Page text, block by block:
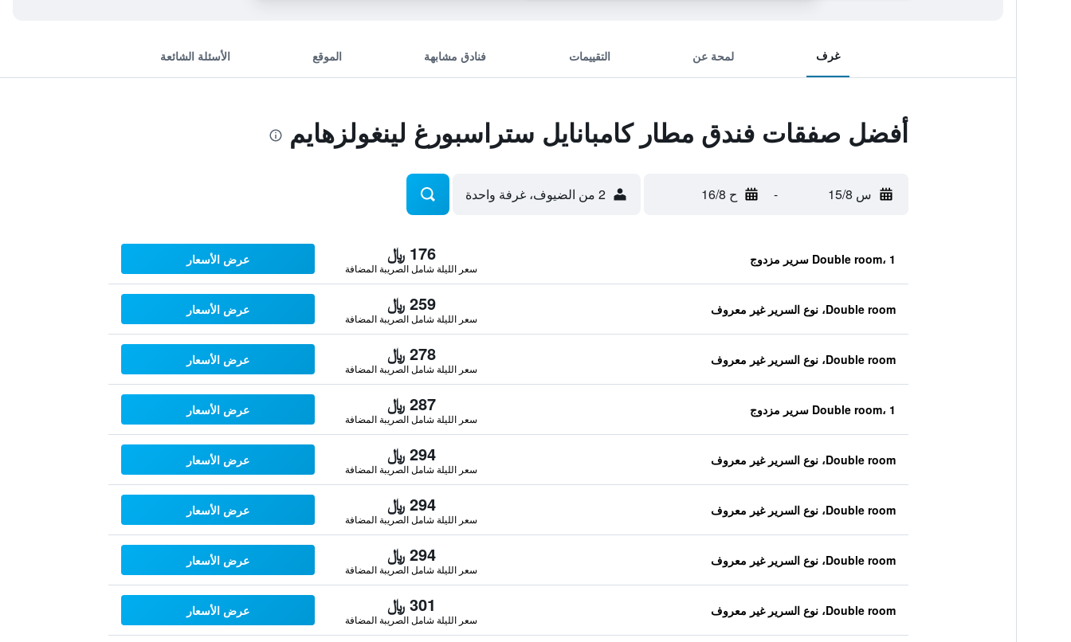
غرف لمحة عن التقييمات فنادق مشابهة الموقع الأسئلة الشائعة
أفضل صفقات فندق مطار كامبانايل ستراسبورغ لينغولزهايم
س 15/8 - ح 16/8 2 من الضيوف، غرفة واحدة
Double room، 1 سرير مزدوج 176 ﷼
سعر الليلة شامل الصريبة المضافة
عرض الأسعار
Double room، نوع السرير غير معروف 259 ﷼
سعر الليلة شامل الصريبة المضافة
عرض الأسعار
Double room، نوع السرير غير معروف 278 ﷼
سعر الليلة شامل الصريبة المضافة
عرض الأسعار
Double room، 1 سرير مزدوج 287 ﷼
سعر الليلة شامل الصريبة المضافة
عرض الأسعار
Double room، نوع السرير غير معروف 294 ﷼
سعر الليلة شامل الصريبة المضافة
عرض الأسعار
Double room، نوع السرير غير معروف 294 ﷼
سعر الليلة شامل الصريبة المضافة
عرض الأسعار
Double room، نوع السرير غير معروف 294 ﷼
سعر الليلة شامل الصريبة المضافة
عرض الأسعار
Double room، نوع السرير غير معروف 301 ﷼
سعر الليلة شامل الصريبة المضافة
عرض الأسعار